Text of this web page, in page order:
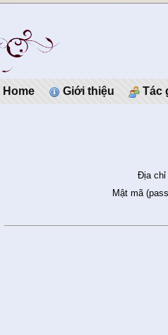
Home Giới thiệu Tác
Địa chỉ
Mật mã